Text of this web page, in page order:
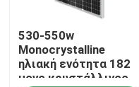
530-550w
Monocrystalline
ηλιακή ενότητα 182
μονο κρυστάλλινος